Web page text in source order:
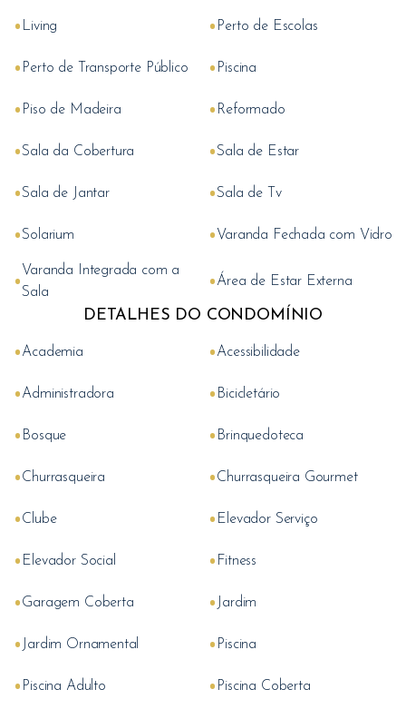
• Living • Perto de Escolas
• Perto de Transporte Público • Piscina
• Piso de Madeira • Reformado
•Sala da Cobertura •Sala de Estar
•Sala de Jantar •Sala de Tv
•Solarium •Varanda Fechada com Vidro
•Varanda Integrada com a
Sala
•Área de Estar Externa
DETALHES DO CONDOMÍNIO
•Academia •Acessibilidade
•Administradora • Bicicletário
• Bosque • Brinquedoteca
•Churrasqueira •Churrasqueira Gourmet
•Clube • Elevador Serviço
• Elevador Social • Fitness
•Garagem Coberta • Jardim
• Jardim Ornamental • Piscina
• Piscina Adulto • Piscina Coberta